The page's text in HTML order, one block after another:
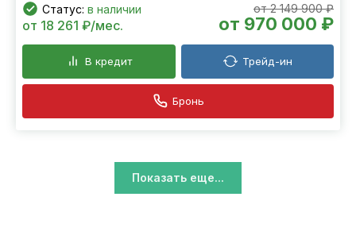
Статус: в наличии от 2 149 900 ₽
от 970 000 ₽
от 18 261 ₽/мес.
В кредит Трейд-ин
Бронь
Показать еще...